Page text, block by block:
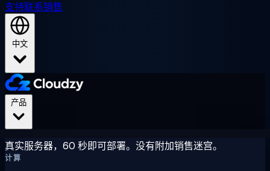
支持联系销售
中文
真实服务器，60 秒即可部署。没有附加销售迷宫。
计算